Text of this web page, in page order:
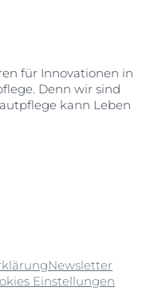
für Innovationen in
Denn wir sind
kann Leben
Newsletter
Einstellungen